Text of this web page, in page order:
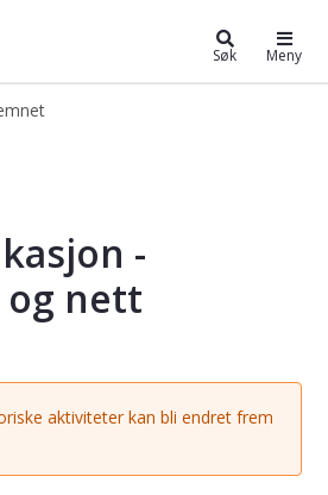
Søk Meny
- Tjenester
-
nett
aktiviteter kan bli endret frem